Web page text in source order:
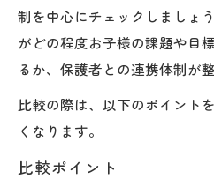
制を中心にチェックしましょ
がどの程度お子様の課題や目
るか、保護者との連携体制が
比較の際は、以下のポイント
くなります。
比較ポイント